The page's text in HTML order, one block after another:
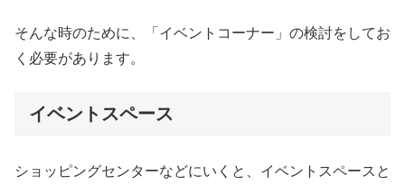
そんな時のために、「イベントコーナー」の検討をしてお
く必要があります。
イベントスペース
ショッピングセンターなどにいくと、イベントスペースと